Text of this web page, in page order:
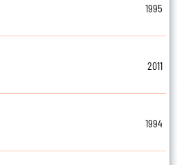
1995
2011
1994